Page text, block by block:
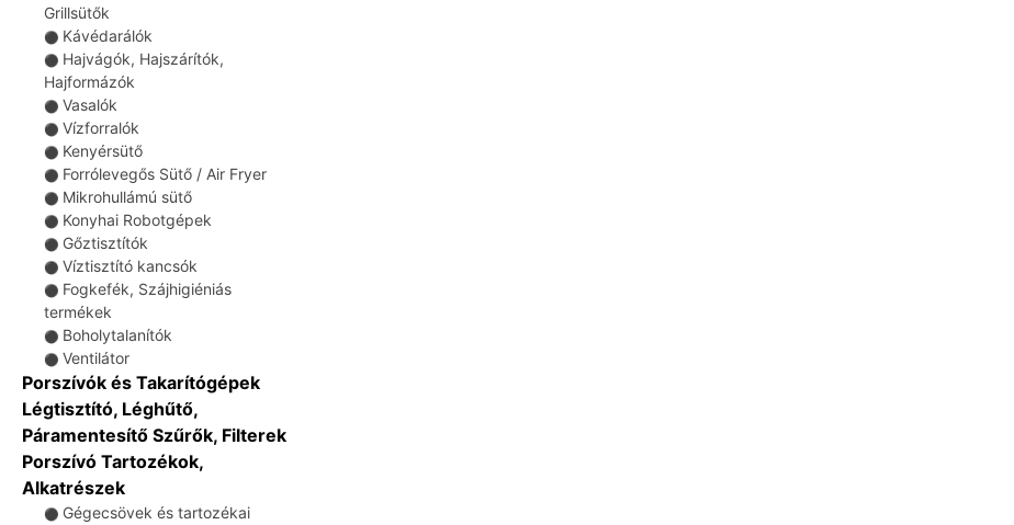
Grillsütők
⚫ Kávédarálók
⚫ Hajvágók, Hajszárítók,
Hajformázók
⚫ Vasalók
⚫ Vízforralók
⚫ Kenyérsütő
⚫ Forrólevegős Sütő / Air Fryer
⚫ Mikrohullámú sütő
⚫ Konyhai Robotgépek
⚫ Gőztisztítók
⚫ Víztisztító kancsók
⚫ Fogkefék, Szájhigiéniás
termékek
⚫ Boholytalanítók
⚫ Ventilátor
Porszívók és Takarítógépek
Légtisztító, Léghűtő,
Páramentesítő Szűrők, Filterek
Porszívó Tartozékok,
Alkatrészek
⚫ Gégecsövek és tartozékai